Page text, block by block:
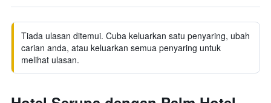
Tiada ulasan ditemui. Cuba keluarkan satu penyaring, ubah
carian anda, atau keluarkan semua penyaring untuk
melihat ulasan.